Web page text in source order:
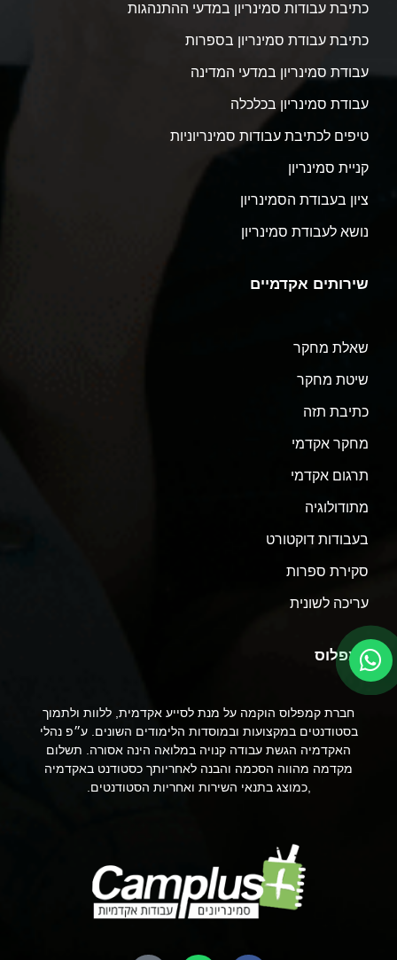
כתיבת עבודות סמינריון במדעי ההתנהגות
כתיבת עבודת סמינריון בספרות
עבודת סמינריון במדעי המדינה
עבודת סמינריון בכלכלה
טיפים לכתיבת עבודות סמינריוניות
קניית סמינריון
ציון בעבודת הסמינריון
נושא לעבודת סמינריון
שירותים אקדמיים
שאלת מחקר
שיטת מחקר
כתיבת תזה
מחקר אקדמי
תרגום אקדמי
מתודולוגיה
בעבודות דוקטורט
סקירת ספרות
עריכה לשונית
קמפלוס
חברת קמפלוס הוקמה על מנת לסייע אקדמית, ללוות ולתמוך
בסטודנטים במקצועות ובמוסדות הלימודים השונים. ע״פ נהלי
האקדמיה הגשת עבודה קנויה במלואה הינה אסורה. תשלום
מקדמה מהווה הסכמה והבנה לאחריותך כסטודנט באקדמיה
,כמוצג בתנאי השירות ואחריות הסטודנטים.